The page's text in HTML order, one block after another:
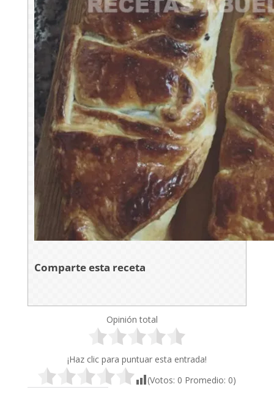
Comparte esta receta
Opinión total
¡Haz clic para puntuar esta entrada!
(Votos: 0 Promedio: 0)